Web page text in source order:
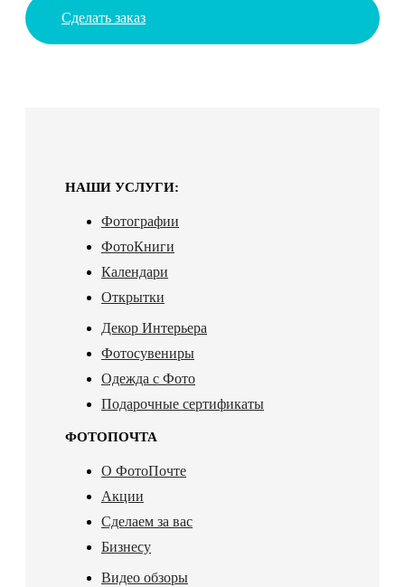
Сделать заказ
НАШИ УСЛУГИ:
Фотографии
ФотоКниги
Календари
Открытки
Декор Интерьера
Фотосувениры
Одежда с Фото
Подарочные сертификаты
ФОТОПОЧТА
О ФотоПочте
Акции
Сделаем за вас
Бизнесу
Видео обзоры